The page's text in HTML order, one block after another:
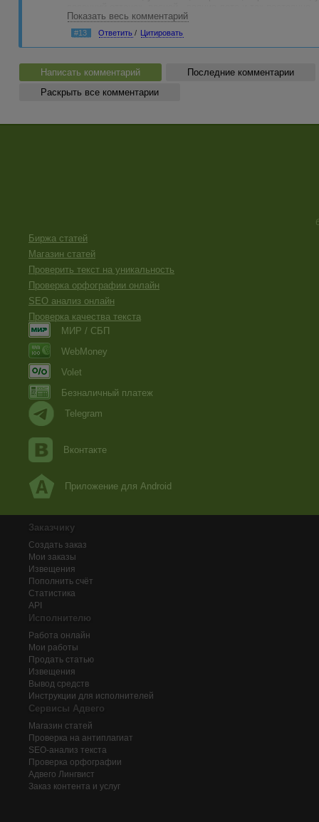
Конечно не все темы можно подогнать под эти рамки,
авто и мото; туризм и отдых; семья и дети; дом, быт;
психология; домашние питомцы; медицина и здоровье,
Показать весь комментарий
#13 Ответить / Цитировать
Написать комментарий
Последние комментарии
Раскрыть все комментарии
Биржа статей
Магазин статей
Проверить текст на уникальность
Проверка орфографии онлайн
SEO анализ онлайн
Проверка качества текста
МИР / СБП
WebMoney
Volet
Безналичный платеж
Telegram
Вконтакте
Приложение для Android
Заказчику
Создать заказ
Мои заказы
Извещения
Пополнить счёт
Статистика
API
Исполнителю
Работа онлайн
Мои работы
Продать статью
Извещения
Вывод средств
Инструкции для исполнителей
Сервисы Адвего
Магазин статей
Проверка на антиплагиат
SEO-анализ текста
Проверка орфографии
Адвего Лингвист
Заказ контента и услуг